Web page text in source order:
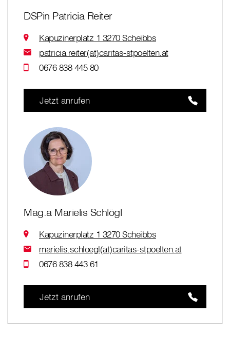
DSPin Patricia Reiter
Kapuzinerplatz 1 3270 Scheibbs
patricia.reiter(at)caritas-stpoelten.at
0676 838 445 80
Jetzt anrufen
Mag.a Marielis Schlögl
Kapuzinerplatz 1 3270 Scheibbs
marielis.schloegl(at)caritas-stpoelten.at
0676 838 443 61
Jetzt anrufen